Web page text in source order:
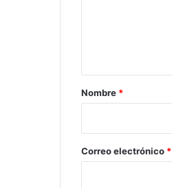
r
*
Nombre *
Correo electrónico *